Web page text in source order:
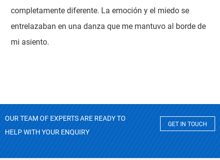
completamente diferente. La emoción y el miedo se
entrelazaban en una danza que me mantuvo al borde de
mi asiento.
OUR TEAM OF EXPERTS ARE READY TO
HELP WITH YOUR ENQUIRY
GET IN TOUCH